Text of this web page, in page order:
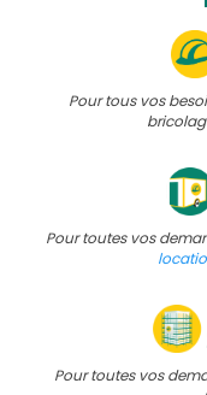
Pour tous vos
Pour toutes vos
Pour toutes vos